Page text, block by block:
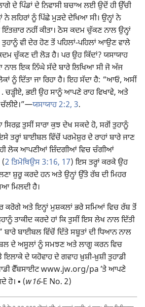
ਦੇ ਪਿੰਡਾਂ ਦੇ ਨਿਵਾਸੀ ਬਚਾਅ ਲਈ ਉਦੋਂ ਹੀ ਉੱਚੀ
ਨੇ ਲਹਿਰਾਂ ਨੂੰ ਪਿੱਛੇ ਮੁੜਦੇ ਦੇਖਿਆ ਸੀ। ਉਨ੍ਹਾਂ ਨੇ
ਨਹੀਂ ਕੀਤਾ। ਠੋਸ ਕਦਮ ਚੁੱਕਣ ਨਾਲ ਉਨ੍ਹਾਂ
ਵੀ ਦੇਰ ਹੋਣ ਤੋਂ ਪਹਿਲਾਂ-ਪਹਿਲਾਂ ਆਉਣ ਵਾਲੇ
ਚੁੱਕਣ ਦੀ ਲੋੜ ਹੈ। ਪਰ ਉਹ ਕਿੱਦਾਂ? ਯਸਾਯਾਹ
ਨਾਲ ਇਕ ਨਿੱਘੇ ਸੱਦੇ ਬਾਰੇ ਲਿਖਿਆ ਸੀ ਜੋ ਅੱਜ
ਨੂੰ ਦਿੱਤਾ ਜਾ ਰਿਹਾ ਹੈ। ਇਹ ਸੱਦਾ ਹੈ: “ਆਓ, ਅਸੀਂ
ਚੜ੍ਹੀਏ, ਭਈ ਉਹ ਸਾਨੂੰ ਆਪਣੇ ਰਾਹ ਵਿਖਾਵੇ, ਅਤੇ
ਚੱਲੀਏ।”​—ਯਸਾਯਾਹ 2:2, 3.
ਸਿਰਫ਼ ਤੁਸੀਂ ਸਾਰਾ ਕੁਝ ਦੇਖ ਸਕਦੇ ਹੋ, ਸਗੋਂ ਤੁਹਾਨੂੰ
ਤਰ੍ਹਾਂ ਬਾਈਬਲ ਵਿੱਚੋਂ ਪਰਮੇਸ਼ੁਰ ਦੇ ਰਾਹਾਂ ਬਾਰੇ ਜਾਣ
ਲੋਕ ਆਪਣੀਆਂ ਜ਼ਿੰਦਗੀਆਂ ਵਿਚ ਚੰਗੀਆਂ
(2 ਤਿਮੋਥਿਉਸ 3:16, 17) ਇਸ ਤਰ੍ਹਾਂ ਕਰਕੇ ਉਹ
ਸ਼ੁਰੂ ਕਰਦੇ ਹਨ ਅਤੇ ਉਨ੍ਹਾਂ ਉੱਤੇ ਰੱਬ ਦੀ ਮਿਹਰ
ਮਿਲਦੀ ਹੈ।
ਕਰੋਗੇ ਅਤੇ ਇਨ੍ਹਾਂ ਮੁਸ਼ਕਲਾਂ ਭਰੇ ਸਮਿਆਂ ਵਿਚ ਰੱਬ ਤੋਂ
ਤਾਕੀਦ ਕਰਦੇ ਹਾਂ ਕਿ ਤੁਸੀਂ ਇਸ ਲੇਖ ਨਾਲ ਦਿੱਤੀ
ਬਾਰੇ ਬਾਈਬਲ ਵਿੱਚੋਂ ਦਿੱਤੇ ਸਬੂਤਾਂ ਦੀ ਧਿਆਨ ਨਾਲ
ਦੇ ਅਸੂਲਾਂ ਨੂੰ ਸਮਝਣ ਅਤੇ ਲਾਗੂ ਕਰਨ ਵਿਚ
ਇਲਾਕੇ ਦੇ ਯਹੋਵਾਹ ਦੇ ਗਵਾਹ ਖ਼ੁਸ਼ੀ-ਖ਼ੁਸ਼ੀ ਤੁਹਾਡੀ
ਵੈੱਬਸਾਈਟ www.jw.org/pa ʼਤੇ ਆਪਣੇ
ਹੋ। ▪ (w16-E No. 2)